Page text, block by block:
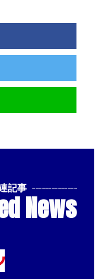
記事 --------------
News